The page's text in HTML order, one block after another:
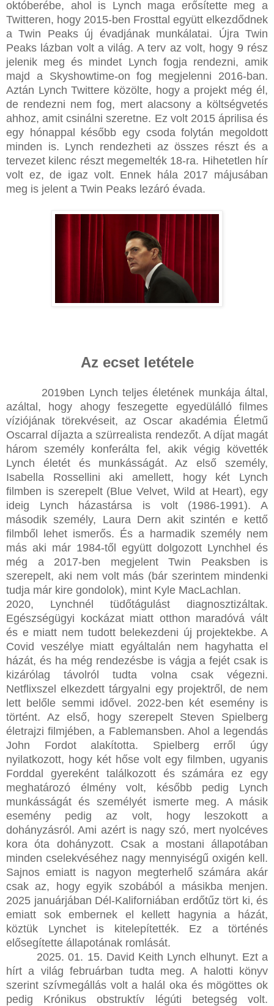
októberébe, ahol is Lynch maga erősítette meg a
Twitteren, hogy 2015-ben Frosttal együtt elkezdődnek
a Twin Peaks új évadjának munkálatai. Újra Twin
Peaks lázban volt a világ. A terv az volt, hogy 9 rész
jelenik meg és mindet Lynch fogja rendezni, amik
majd a Skyshowtime-on fog megjelenni 2016-ban.
Aztán Lynch Twittere közölte, hogy a projekt még él,
de rendezni nem fog, mert alacsony a költségvetés
ahhoz, amit csinálni szeretne. Ez volt 2015 áprilisa és
egy hónappal később egy csoda folytán megoldott
minden is. Lynch rendezheti az összes részt és a
tervezet kilenc részt megemelték 18-ra. Hihetetlen hír
volt ez, de igaz volt. Ennek hála 2017 májusában
meg is jelent a Twin Peaks lezáró évada.
Az ecset letétele
2019ben Lynch teljes életének munkája által,
azáltal, hogy ahogy feszegette egyedülálló filmes
víziójának törekvéseit, az Oscar akadémia Életmű
Oscarral díjazta a szürrealista rendezőt. A díjat magát
három személy konferálta fel, akik végig követték
Lynch életét és munkásságát. Az első személy,
Isabella Rossellini aki amellett, hogy két Lynch
filmben is szerepelt (Blue Velvet, Wild at Heart), egy
ideig Lynch házastársa is volt (1986-1991). A
második személy, Laura Dern akit szintén e kettő
filmből lehet ismerős. És a harmadik személy nem
más aki már 1984-től együtt dolgozott Lynchhel és
még a 2017-ben megjelent Twin Peaksben is
szerepelt, aki nem volt más (bár szerintem mindenki
tudja már kire gondolok), mint Kyle MacLachlan.
2020, Lynchnél tüdőtágulást diagnosztizáltak.
Egészségügyi kockázat miatt otthon maradóvá vált
és e miatt nem tudott belekezdeni új projektekbe. A
Covid veszélye miatt egyáltalán nem hagyhatta el
házát, és ha még rendezésbe is vágja a fejét csak is
kizárólag távolról tudta volna csak végezni.
Netflixszel elkezdett tárgyalni egy projektről, de nem
lett belőle semmi idővel. 2022-ben két esemény is
történt. Az első, hogy szerepelt Steven Spielberg
életrajzi filmjében, a Fablemansben. Ahol a legendás
John Fordot alakította. Spielberg erről úgy
nyilatkozott, hogy két hőse volt egy filmben, ugyanis
Forddal gyereként találkozott és számára ez egy
meghatározó élmény volt, később pedig Lynch
munkásságát és személyét ismerte meg. A másik
esemény pedig az volt, hogy leszokott a
dohányzásról. Ami azért is nagy szó, mert nyolcéves
kora óta dohányzott. Csak a mostani állapotában
minden cselekvéséhez nagy mennyiségű oxigén kell.
Sajnos emiatt is nagyon megterhelő számára akár
csak az, hogy egyik szobából a másikba menjen.
2025 januárjában Dél-Kaliforniában erdőtűz tört ki, és
emiatt sok embernek el kellett hagynia a házát,
köztük Lynchet is kitelepítették. Ez a történés
elősegítette állapotának romlását.
2025. 01. 15. David Keith Lynch elhunyt. Ezt a
hírt a világ februárban tudta meg. A halotti könyv
szerint szívmegállás volt a halál oka és mögöttes ok
pedig Krónikus obstruktív légúti betegség volt.